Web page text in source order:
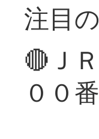
注目
🔴Ｊ
００